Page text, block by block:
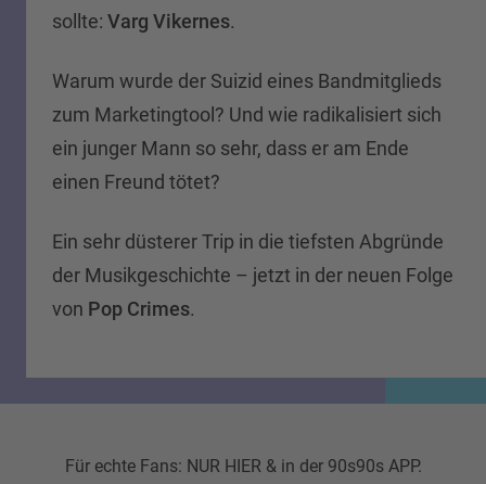
sollte: Varg Vikernes.
Warum wurde der Suizid eines Bandmitglieds
zum Marketingtool? Und wie radikalisiert sich
ein junger Mann so sehr, dass er am Ende
einen Freund tötet?
Ein sehr düsterer Trip in die tiefsten Abgründe
der Musikgeschichte – jetzt in der neuen Folge
von Pop Crimes.
Für echte Fans: NUR HIER & in der 90s90s APP.